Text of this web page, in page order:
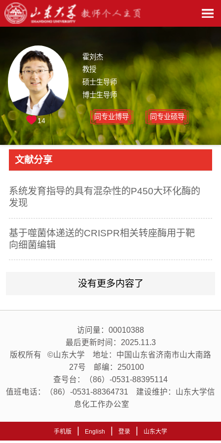
霍刘杰
教授
硕士生导师
博士生导师
同专业博导 同专业硕导
14
文献分享
系统发育指导的具有混杂性的P450大环化酶的
发现
基于噬菌体递送的CRISPR相关转座酶用于靶
向细菌编辑
没有更多内容了
访问量： 00010388
最后更新时间： 2025.11.3
版权所有 ©山东大学 地址：中国山东省济南市山大南路
27号 邮编：250100
查号台：（86）-0531-88395114
值班电话：（86）-0531-88364731 建设维护：山东大学信
息化工作办公室
手机版 English 登录 山东大学